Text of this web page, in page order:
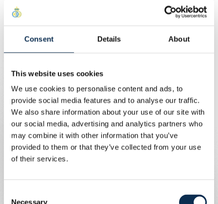
Consent Details About
This website uses cookies
We use cookies to personalise content and ads, to
provide social media features and to analyse our traffic.
We also share information about your use of our site with
our social media, advertising and analytics partners who
may combine it with other information that you’ve
provided to them or that they’ve collected from your use
of their services.
Necessary
Le déplacement en combibus est obligatoire pour ce
match à l’extérieur. Les bus des fanclubs sont complets,
supporters qui souhaitent y aller samedi. Ticket de
match + ticket de bus disponibles sur
Tickets bus + match
Prix
Adultes : 35€ (20€ ticket + 15€ bus)
Jeunes (-21ans): 30€ (15€ ticket + 15€ bus)